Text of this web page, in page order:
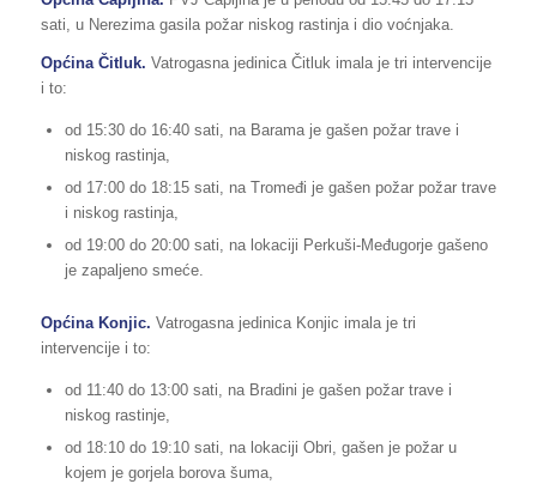
sati, u Nerezima gasila požar niskog rastinja i dio voćnjaka.
Općina Čitluk. Vatrogasna jedinica Čitluk imala je tri intervencije
i to:
od 15:30 do 16:40 sati, na Barama je gašen požar trave i
niskog rastinja,
od 17:00 do 18:15 sati, na Tromeđi je gašen požar požar trave
i niskog rastinja,
od 19:00 do 20:00 sati, na lokaciji Perkuši-Međugorje gašeno
je zapaljeno smeće.
Općina Konjic. Vatrogasna jedinica Konjic imala je tri
intervencije i to:
od 11:40 do 13:00 sati, na Bradini je gašen požar trave i
niskog rastinje,
od 18:10 do 19:10 sati, na lokaciji Obri, gašen je požar u
kojem je gorjela borova šuma,